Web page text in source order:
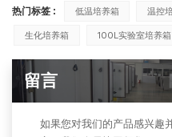
热门标签 : 低温培养箱 温控
生化培养箱 100L实验室培养箱
留言
如果您对我们的产品感兴趣